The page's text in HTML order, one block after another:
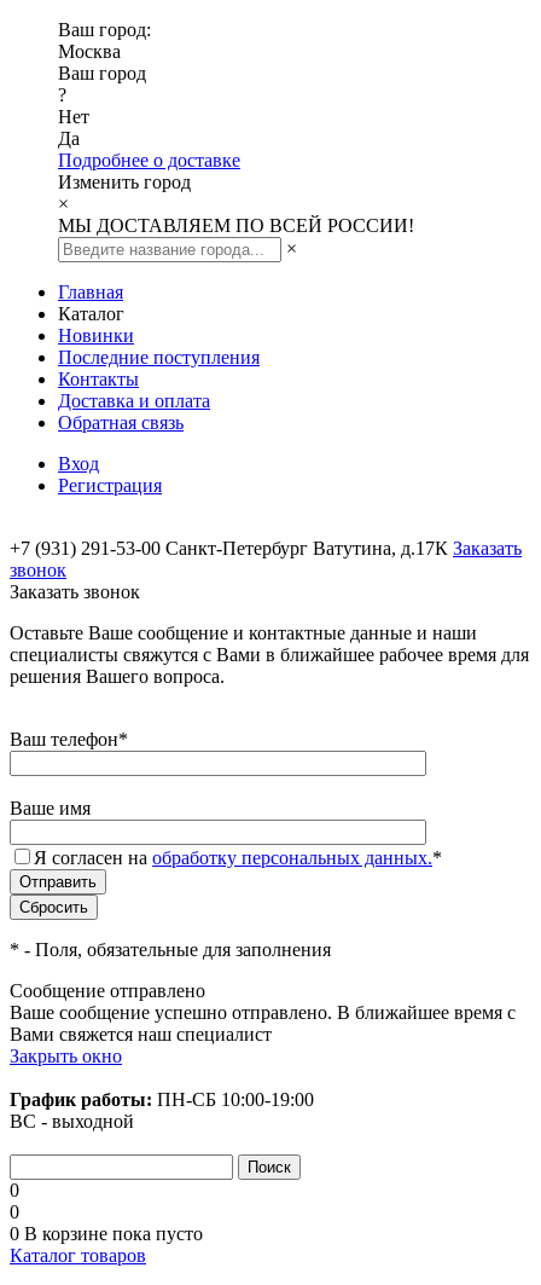
Ваш город:
Москва
Ваш город
?
Нет
Да
Подробнее о доставке
Изменить город
×
МЫ ДОСТАВЛЯЕМ ПО ВСЕЙ РОССИИ!
×
Главная
Каталог
Новинки
Последние поступления
Контакты
Доставка и оплата
Обратная связь
Вход
Регистрация
+7 (931) 291-53-00 Санкт-Петербург Ватутина, д.17К Заказать
звонок
Заказать звонок
Оставьте Ваше сообщение и контактные данные и наши
специалисты свяжутся с Вами в ближайшее рабочее время для
решения Вашего вопроса.
Ваш телефон*
Ваше имя
Я согласен на обработку персональных данных.*
* - Поля, обязательные для заполнения
Сообщение отправлено
Ваше сообщение успешно отправлено. В ближайшее время с
Вами свяжется наш специалист
Закрыть окно
График работы: ПН-СБ 10:00-19:00
ВС - выходной
0
0
0 В корзине пока пусто
Каталог товаров